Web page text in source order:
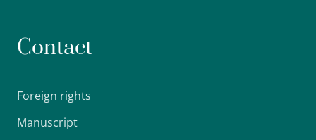
Contact
Foreign rights
Manuscript